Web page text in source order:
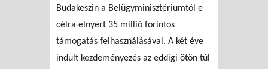
Budakeszin a Belügyminisztériumtól e
célra elnyert 35 millió forintos
támogatás felhasználásával. A két éve
indult kezdeményezés az eddigi ötön túl